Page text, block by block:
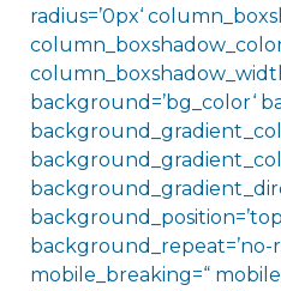
radius=’0px‘
background=’bg_color‘
background_repeat=’no-
mobile_breaking=“